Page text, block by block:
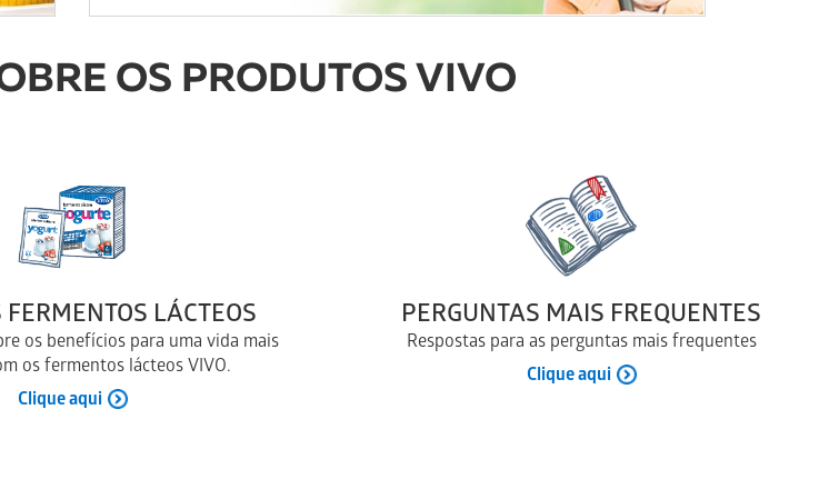
OS PRODUTOS VIVO
FERMENTOS LÁCTEOS
os benefícios para uma vida mais
os fermentos lácteos VIVO.
Clique aqui
PERGUNTAS MAIS FREQUENTES
Respostas para as perguntas mais frequentes
Clique aqui